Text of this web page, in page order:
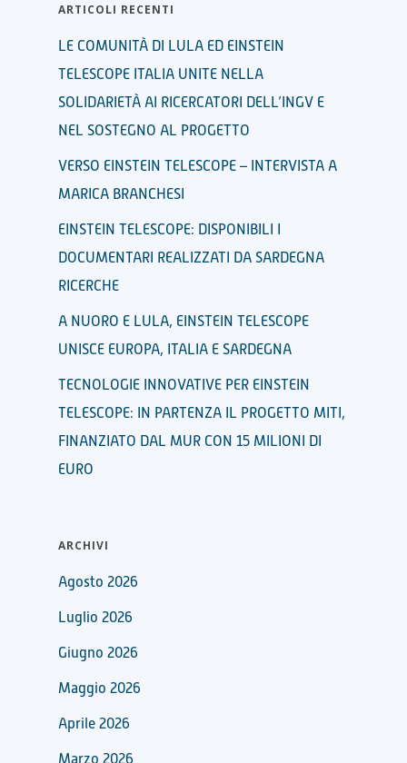
ARTICOLI RECENTI
LE COMUNITÀ DI LULA ED EINSTEIN
TELESCOPE ITALIA UNITE NELLA
SOLIDARIETÀ AI RICERCATORI DELL’INGV E
NEL SOSTEGNO AL PROGETTO
VERSO EINSTEIN TELESCOPE – INTERVISTA A
MARICA BRANCHESI
EINSTEIN TELESCOPE: DISPONIBILI I
DOCUMENTARI REALIZZATI DA SARDEGNA
RICERCHE
A NUORO E LULA, EINSTEIN TELESCOPE
UNISCE EUROPA, ITALIA E SARDEGNA
TECNOLOGIE INNOVATIVE PER EINSTEIN
TELESCOPE: IN PARTENZA IL PROGETTO MITI,
FINANZIATO DAL MUR CON 15 MILIONI DI
EURO
ARCHIVI
Agosto 2026
Luglio 2026
Giugno 2026
Maggio 2026
Aprile 2026
Marzo 2026